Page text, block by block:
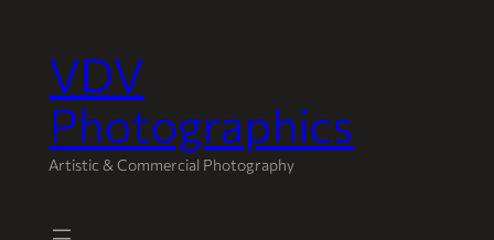
Aller
au
contenu
VDV
Photographics
Artistic & Commercial Photography